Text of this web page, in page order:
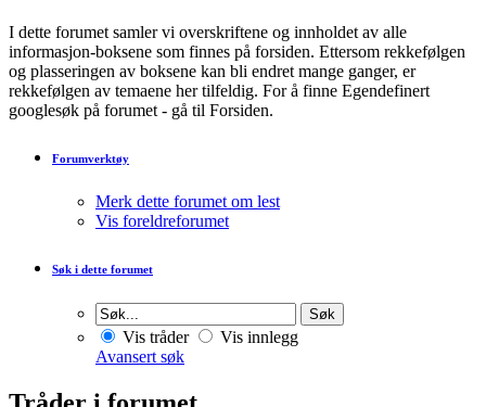
I dette forumet samler vi overskriftene og innholdet av alle
informasjon-boksene som finnes på forsiden. Ettersom rekkefølgen
og plasseringen av boksene kan bli endret mange ganger, er
rekkefølgen av temaene her tilfeldig. For å finne Egendefinert
googlesøk på forumet - gå til Forsiden.
Forumverktøy
Merk dette forumet om lest
Vis foreldreforumet
Søk i dette forumet
Vis tråder
Vis innlegg
Avansert søk